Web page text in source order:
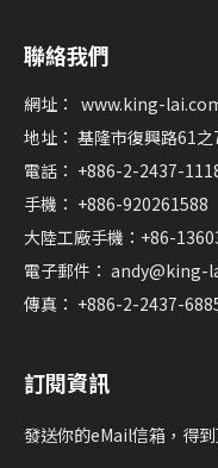
聯絡我們
網址： www.king-
地址： 基隆市復興路61
電話： +886-2-2437-
手機： +886-920261588
大陸工廠手機：+86-
電子郵件： andy@king-
傳真： +886-2-2437-
訂閱資訊
發送你的eMail信箱，得